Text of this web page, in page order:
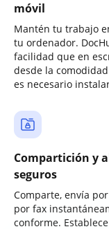
móvil
Mantén tu trabajo
tu ordenador.
facilidad que en
desde la
es necesario
Compartición y
seguros
Comparte, envía
por fax
conforme.